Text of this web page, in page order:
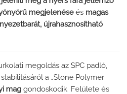
megjelenése és magas
újrahasznosítható
megoldás az SPC padló,
a „Stone Polymer
mag gondoskodik. Felülete és